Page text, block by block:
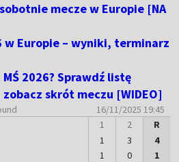
mecze w Europie [NA
w Europie – wyniki, terminarz
2026? Sprawdź listę
skrót meczu [WIDEO]
16/11/2025 19:45
1
1
1
2
3
0
R
4
1